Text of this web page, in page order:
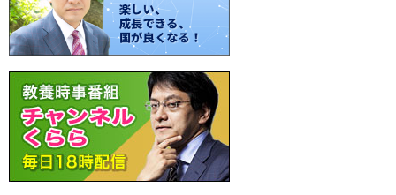
シ
ョ
ン